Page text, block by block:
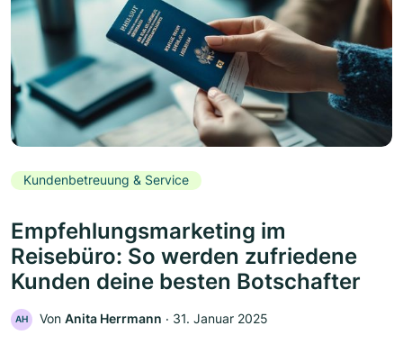
Kundenbetreuung & Service
Empfehlungsmarketing im
Reisebüro: So werden zufriedene
Kunden deine besten Botschafter
AH Von Anita Herrmann ‧ 31. Januar 2025